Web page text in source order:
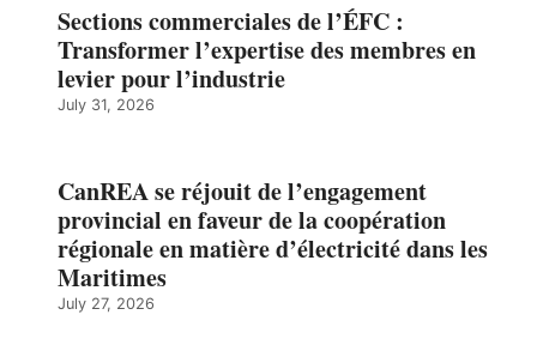
Sections commerciales de l’ÉFC :
Transformer l’expertise des membres en
levier pour l’industrie
July 31, 2026
CanREA se réjouit de l’engagement
provincial en faveur de la coopération
régionale en matière d’électricité dans les
Maritimes
July 27, 2026